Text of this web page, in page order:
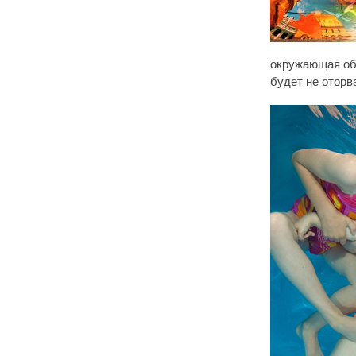
окружающая
будет не